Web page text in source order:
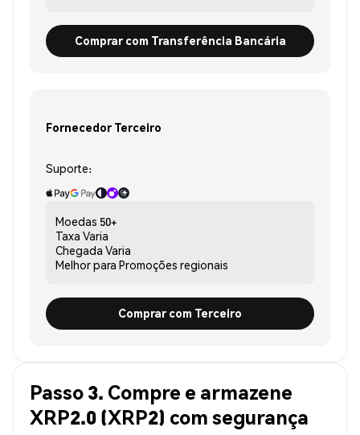
Comprar com Transferência Bancária
Fornecedor Terceiro
Suporte:
Moedas 50+
Taxa Varia
Chegada Varia
Melhor para Promoções regionais
Comprar com Terceiro
Passo 3. Compre e armazene
XRP2.0 (XRP2) com segurança